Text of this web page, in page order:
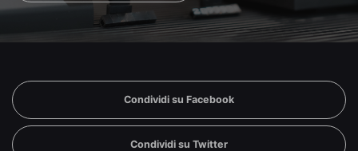
Condividi su Facebook
Condividi su Twitter